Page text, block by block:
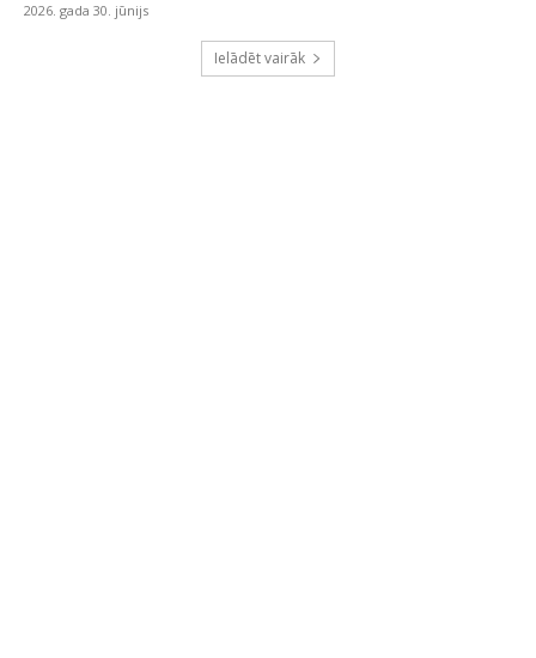
2026. gada 30. jūnijs
Ielādēt vairāk